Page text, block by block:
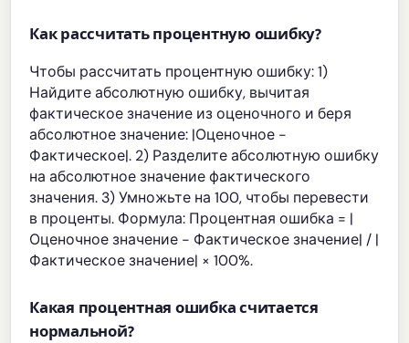
Как рассчитать процентную ошибку?
Чтобы рассчитать процентную ошибку: 1)
Найдите абсолютную ошибку, вычитая
фактическое значение из оценочного и беря
абсолютное значение: |Оценочное -
Фактическое|. 2) Разделите абсолютную ошибку
на абсолютное значение фактического
значения. 3) Умножьте на 100, чтобы перевести
в проценты. Формула: Процентная ошибка = |
Оценочное значение - Фактическое значение| / |
Фактическое значение| × 100%.
Какая процентная ошибка считается
нормальной?